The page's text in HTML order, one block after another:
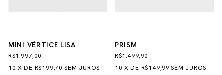
MINI VÉRTICE LISA
R$1.997,00
10 XDE R$199,70 SEM JUROS
PRISM
R$1.499,90
10 XDE R$149,99 SEM JUROS